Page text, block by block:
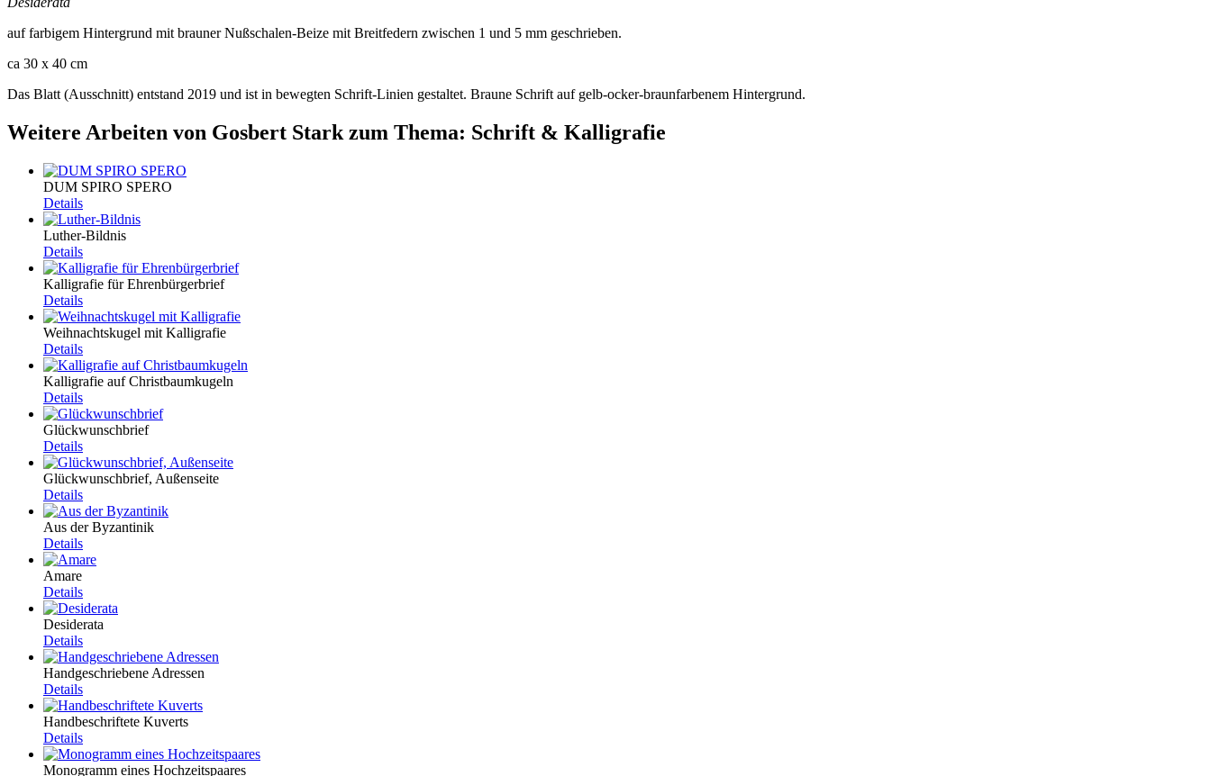
auf farbigem Hintergrund mit brauner Nußschalen-Beize mit Breitfedern zwischen 1 und 5 mm geschrieben.
ca 30 x 40 cm
Das Blatt (Ausschnitt) entstand 2019 und ist in bewegten Schrift-Linien gestaltet. Braune Schrift auf gelb-ocker-braunfarbenem Hintergrund.
Weitere Arbeiten von Gosbert Stark zum Thema: Schrift & Kalligrafie
DUM SPIRO SPERO
Details
Luther-Bildnis
Details
Kalligrafie für Ehrenbürgerbrief
Details
Weihnachtskugel mit Kalligrafie
Details
Kalligrafie auf Christbaumkugeln
Details
Glückwunschbrief
Details
Glückwunschbrief, Außenseite
Details
Aus der Byzantinik
Details
Amare
Details
Desiderata
Details
Handgeschriebene Adressen
Details
Handbeschriftete Kuverts
Details
Monogramm eines Hochzeitspaares